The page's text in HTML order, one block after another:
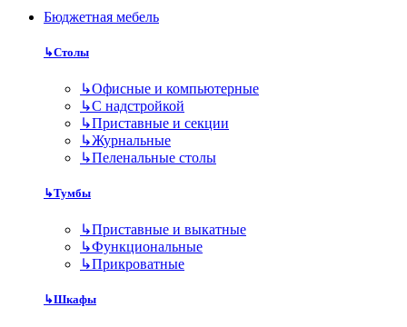
Бюджетная мебель
↳Столы
↳Офисные и компьютерные
↳С надстройкой
↳Приставные и секции
↳Журнальные
↳Пеленальные столы
↳Тумбы
↳Приставные и выкатные
↳Функциональные
↳Прикроватные
↳Шкафы